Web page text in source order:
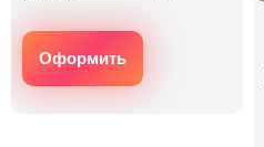
Оформить